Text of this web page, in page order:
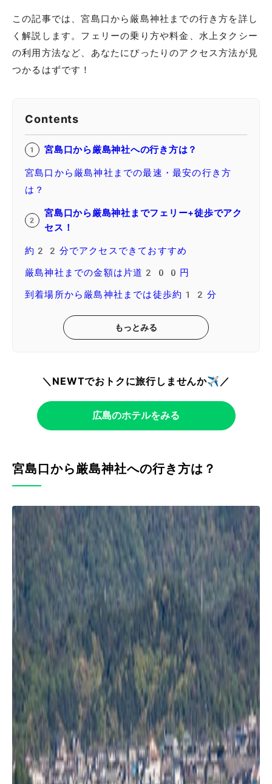
この記事では、宮島口から厳島神社までの行き方を詳し
く解説します。フェリーの乗り方や料金、水上タクシー
の利用方法など、あなたにぴったりのアクセス方法が見
つかるはずです！
Contents
宮島口から厳島神社への行き方は？
宮島口から厳島神社までの最速・最安の行き方
は？
宮島口から厳島神社までフェリー+徒歩でアク
セス！
約22分でアクセスできておすすめ
厳島神社までの金額は片道200円
到着場所から厳島神社までは徒歩約12分
もっとみる
＼NEWTでおトクに旅行しませんか✈️／
広島のホテルをみる
宮島口から厳島神社への行き方は？